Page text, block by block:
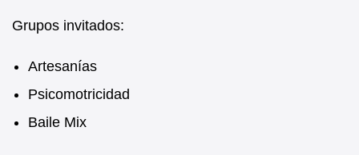
Grupos invitados:
Artesanías
Psicomotricidad
Baile Mix